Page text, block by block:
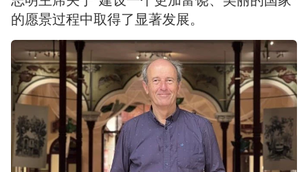
的愿景过程中取得了显著发展。